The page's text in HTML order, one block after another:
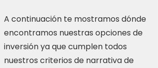
A continuación te mostramos dónde
encontramos nuestras opciones de
inversión ya que cumplen todos
nuestros criterios de narrativa de